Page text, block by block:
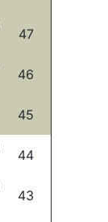
47
46
45
44
43